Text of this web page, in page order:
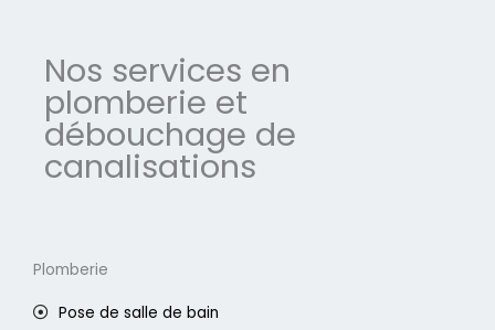
Nos services en
plomberie et
débouchage de
canalisations
Plomberie
Pose de salle de bain